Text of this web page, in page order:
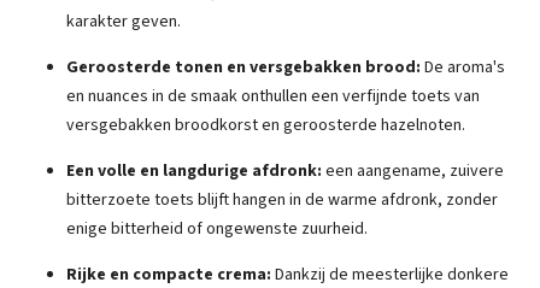
karakter geven.
Geroosterde tonen en versgebakken brood: De aroma's
en nuances in de smaak onthullen een verfijnde toets van
versgebakken broodkorst en geroosterde hazelnoten.
Een volle en langdurige afdronk: een aangename, zuivere
bitterzoete toets blijft hangen in de warme afdronk, zonder
enige bitterheid of ongewenste zuurheid.
Rijke en compacte crema: Dankzij de meesterlijke donkere